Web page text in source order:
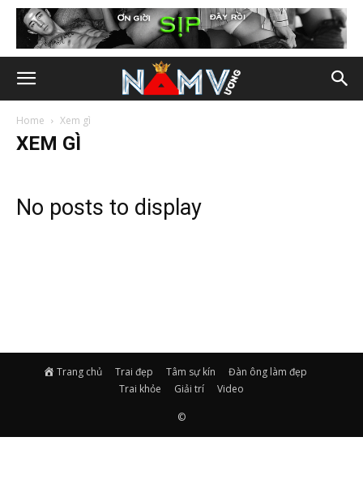
Home Xem gì
XEM GÌ
No posts to display
Trang chủ Trai đẹp Tâm sự kín
Đàn ông làm đẹp
Trai khỏe
Giải trí Video
©